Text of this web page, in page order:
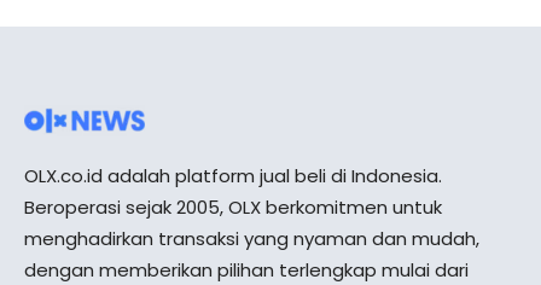
OLX.co.id adalah platform jual beli di Indonesia.
Beroperasi sejak 2005, OLX berkomitmen untuk
menghadirkan transaksi yang nyaman dan mudah,
dengan memberikan pilihan terlengkap mulai dari